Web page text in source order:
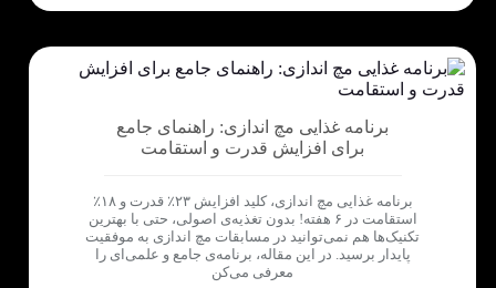
برنامه غذایی مچ اندازی: راهنمای جامع
برای افزایش قدرت و استقامت
برنامه غذایی مچ اندازی، کلید افزایش ۲۳٪ قدرت و ۱۸٪
استقامت در ۶ هفته! بدون تغذیه‌ی اصولی، حتی با بهترین
تکنیک‌ها هم نمی‌توانید در مسابقات مچ اندازی به موفقیت
پایدار برسید. در این مقاله، برنامه‌ی جامع و علمی‌ای را
معرفی می‌کن